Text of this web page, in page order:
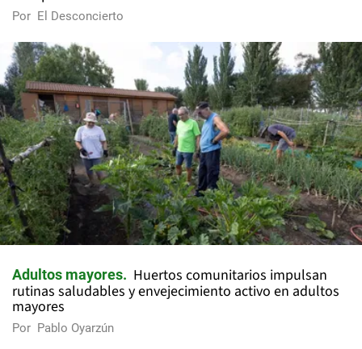
Por El Desconcierto
Adultos mayores
Huertos comunitarios impulsan
rutinas saludables y envejecimiento activo en adultos
mayores
Por Pablo Oyarzún